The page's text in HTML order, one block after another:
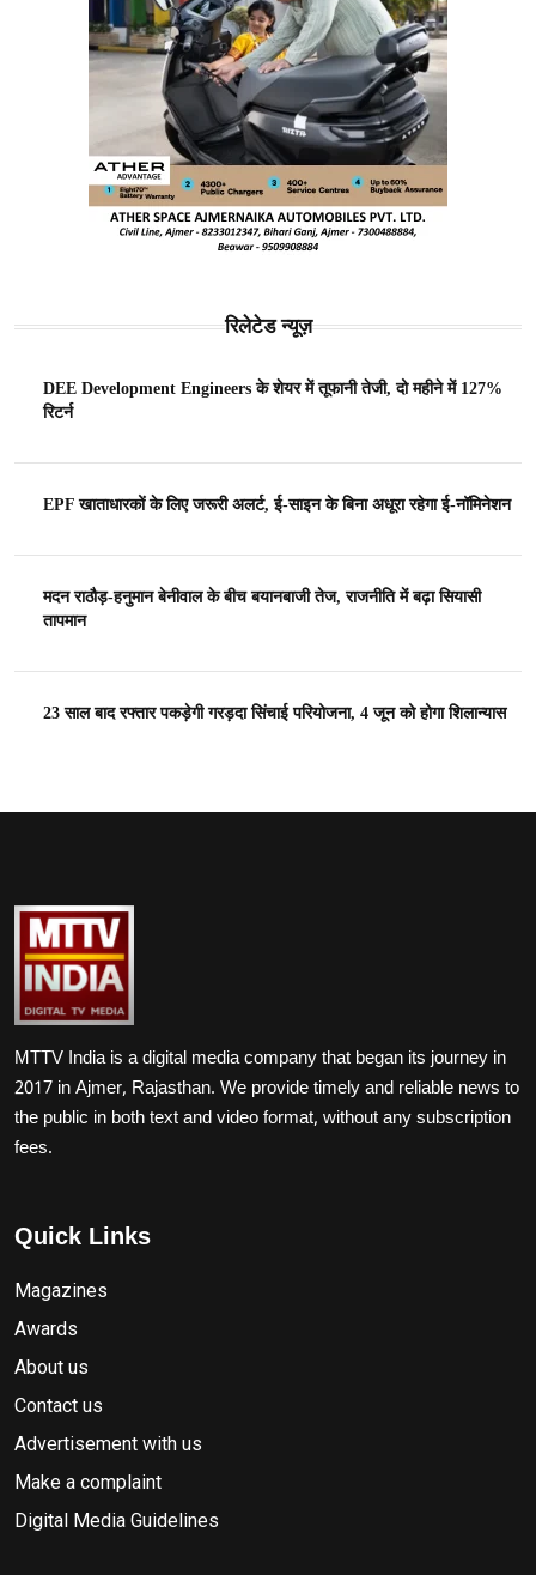
रिलेटेड न्यूज़
DEE Development Engineers के शेयर में तूफानी तेजी, दो महीने में 127%
रिटर्न
EPF खाताधारकों के लिए जरूरी अलर्ट, ई-साइन के बिना अधूरा रहेगा ई-नॉमिनेशन
मदन राठौड़-हनुमान बेनीवाल के बीच बयानबाजी तेज, राजनीति में बढ़ा सियासी
तापमान
23 साल बाद रफ्तार पकड़ेगी गरड़दा सिंचाई परियोजना, 4 जून को होगा शिलान्यास
MTTV India is a digital media company that began its journey in
2017 in Ajmer, Rajasthan. We provide timely and reliable news to
the public in both text and video format, without any subscription
fees.
Quick Links
Magazines
Awards
About us
Contact us
Advertisement with us
Make a complaint
Digital Media Guidelines